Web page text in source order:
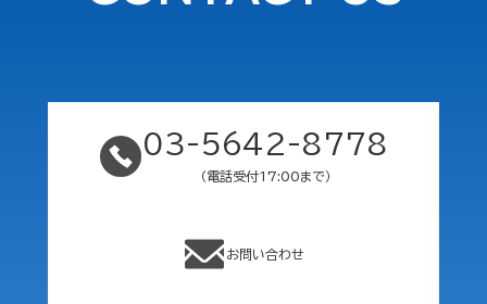
03-5642-8778
（電話受付17:00まで）
お問い合わせ